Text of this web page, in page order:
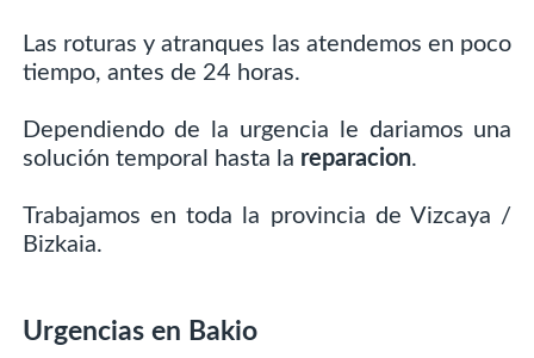
Las roturas y atranques las atendemos en poco
tiempo, antes de 24 horas.
Dependiendo de la urgencia le dariamos una
solución temporal hasta la reparacion.
Trabajamos en toda la provincia de Vizcaya /
Bizkaia.
Urgencias en Bakio